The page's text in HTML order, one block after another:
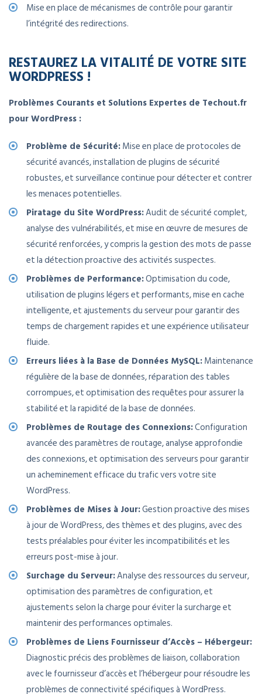
Mise en place de mécanismes de contrôle pour garantir
l’intégrité des redirections.
RESTAUREZ LA VITALITÉ DE VOTRE SITE
WORDPRESS !
Problèmes Courants et Solutions Expertes de Techout.fr
pour WordPress :
Problème de Sécurité:Mise en place de protocoles de
sécurité avancés, installation de plugins de sécurité
robustes, et surveillance continue pour détecter et contrer
les menaces potentielles.
Piratage du Site WordPress:Audit de sécurité complet,
analyse des vulnérabilités, et mise en œuvre de mesures de
sécurité renforcées, y compris la gestion des mots de passe
et la détection proactive des activités suspectes.
Problèmes de Performance:Optimisation du code,
utilisation de plugins légers et performants, mise en cache
intelligente, et ajustements du serveur pour garantir des
temps de chargement rapides et une expérience utilisateur
fluide.
Erreurs liées à la Base de Données MySQL:Maintenance
régulière de la base de données, réparation des tables
corrompues, et optimisation des requêtes pour assurer la
stabilité et la rapidité de la base de données.
Problèmes de Routage des Connexions:Configuration
avancée des paramètres de routage, analyse approfondie
des connexions, et optimisation des serveurs pour garantir
un acheminement efficace du trafic vers votre site
WordPress.
Problèmes de Mises à Jour:Gestion proactive des mises
à jour de WordPress, des thèmes et des plugins, avec des
tests préalables pour éviter les incompatibilités et les
erreurs post-mise à jour.
Surchage du Serveur:Analyse des ressources du serveur,
optimisation des paramètres de configuration, et
ajustements selon la charge pour éviter la surcharge et
maintenir des performances optimales.
Problèmes de Liens Fournisseur d’Accès – Hébergeur:
Diagnostic précis des problèmes de liaison, collaboration
avec le fournisseur d’accès et l’hébergeur pour résoudre les
problèmes de connectivité spécifiques à WordPress.